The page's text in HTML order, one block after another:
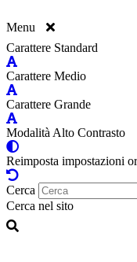
Menu
Carattere Standard
Carattere Medio
Carattere Grande
Modalità Alto Contrasto
Reimposta impostazioni
Cerca
Cerca nel sito